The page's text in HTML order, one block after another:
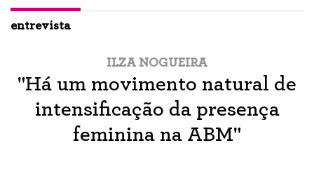
entrevista
ILZA NOGUEIRA
"Há um movimento natural de
intensificação da presença
feminina na ABM"